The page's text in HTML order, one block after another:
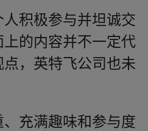
积极参与并坦诚交
的内容并不一定代
，英特飞公司也未
充满趣味和参与度